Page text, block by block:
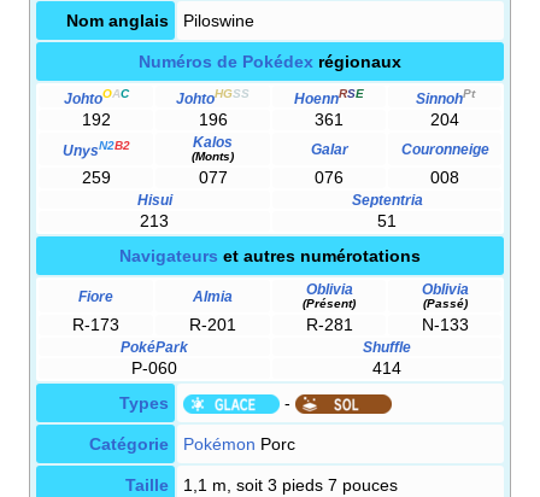
Nom anglais Piloswine
Numéros de Pokédex régionaux
JohtoOAC JohtoHGSS HoennRSE SinnohPt
192 196 361 204
UnysN2B2 Kalos
(Monts) Galar Couronneige
259 077 076 008
Hisui Septentria
213
51
Navigateurs et autres numérotations
Fiore Almia Oblivia
(Présent)
Oblivia
(Passé)
R-173 R-201 R-281 N-133
PokéPark Shuffle
P-060
414
Types
-
Catégorie Pokémon Porc
Taille 1,1 m, soit 3 pieds 7 pouces